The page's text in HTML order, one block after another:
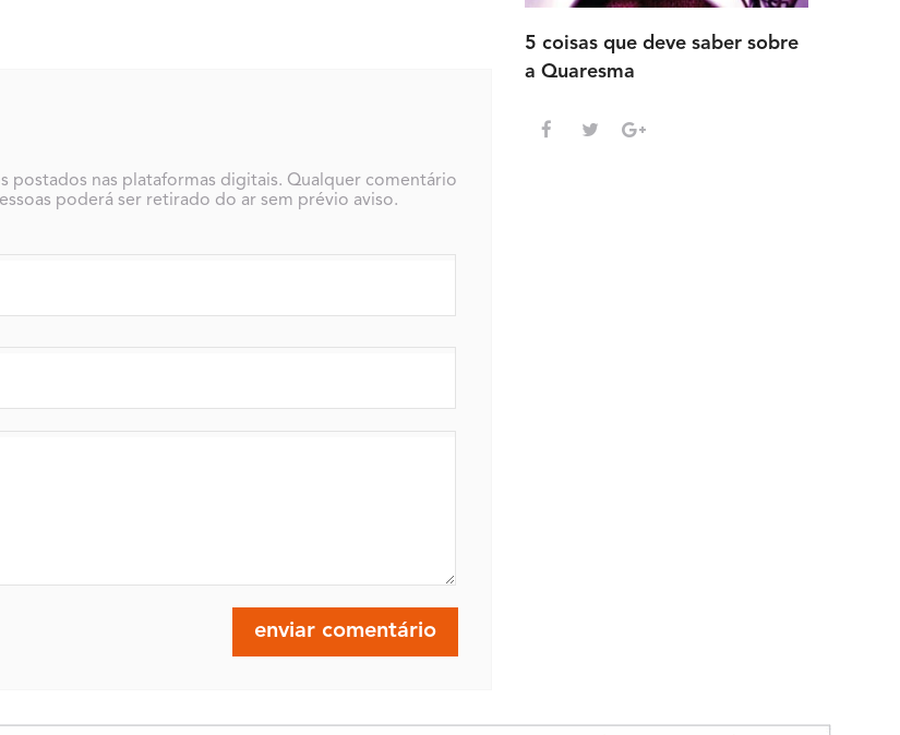
postados nas plataformas digitais. Qualquer comentário
poderá ser retirado do ar sem prévio aviso.
5 coisas que deve saber sobre
a Quaresma